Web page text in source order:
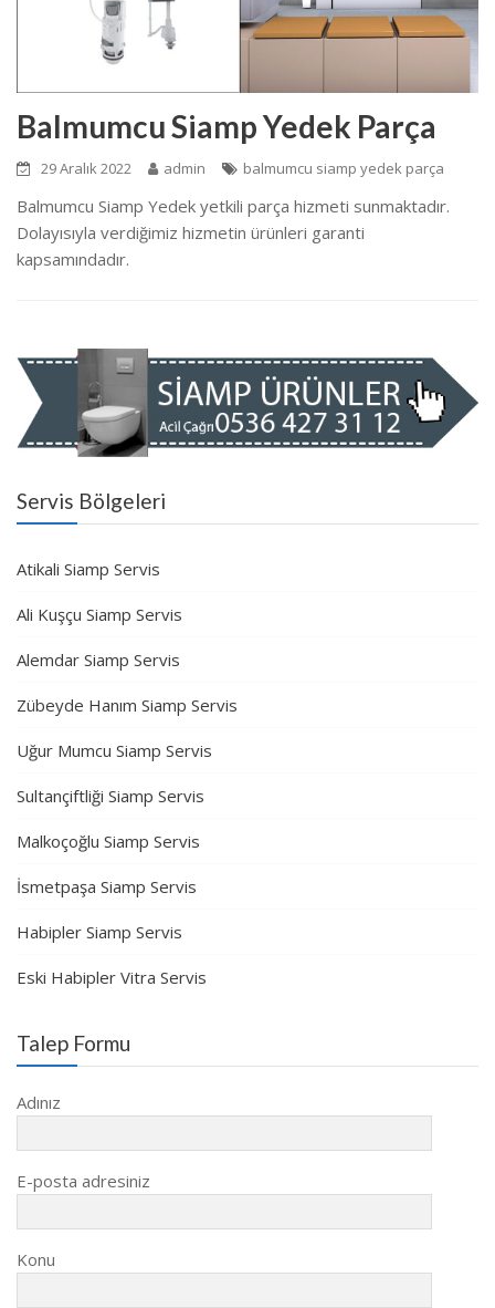
Balmumcu Siamp Yedek Parça
29 Aralık 2022 admin balmumcu siamp yedek parça
Balmumcu Siamp Yedek yetkili parça hizmeti sunmaktadır.
Dolayısıyla verdiğimiz hizmetin ürünleri garanti
kapsamındadır.
Servis Bölgeleri
Atikali Siamp Servis
Ali Kuşçu Siamp Servis
Alemdar Siamp Servis
Zübeyde Hanım Siamp Servis
Uğur Mumcu Siamp Servis
Sultançiftliği Siamp Servis
Malkoçoğlu Siamp Servis
İsmetpaşa Siamp Servis
Habipler Siamp Servis
Eski Habipler Vitra Servis
Talep Formu
Adınız
E-posta adresiniz
Konu